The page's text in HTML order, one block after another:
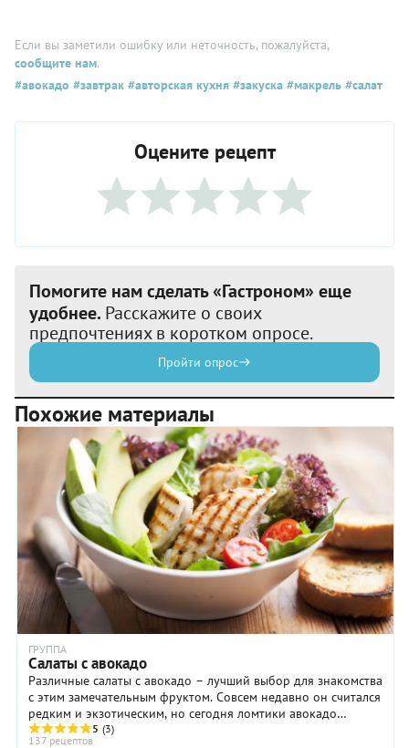
Если вы заметили ошибку или неточность, пожалуйста,
сообщите нам.
#авокадо #завтрак #авторская кухня #закуска #макрель #салат
Оцените рецепт
Помогите нам сделать «Гастроном» еще
удобнее. Расскажите о своих
предпочтениях в коротком опросе.
Пройти опрос
Похожие материалы
ГРУППА
Салаты с авокадо
Различные салаты с авокадо – лучший выбор для знакомства
с этим замечательным фруктом. Совсем недавно он считался
редким и экзотическим, но сегодня ломтики авокадо
добавляют в салаты так же ...
5 (3)
137 рецептов